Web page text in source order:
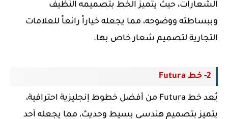
الشعارات، حيث يتميز الخط بتصميمه النظيف
وببساطته ووضوحه، مما يجعله خياراً رائعاً للعلامات
التجارية لتصميم شعار خاص بها.
2- خط Futura
يُعد خط Futura من أفضل خطوط إنجليزية احترافية،
يتميز بتصميم هندسي بسيط وحديث، مما يجعله أحد